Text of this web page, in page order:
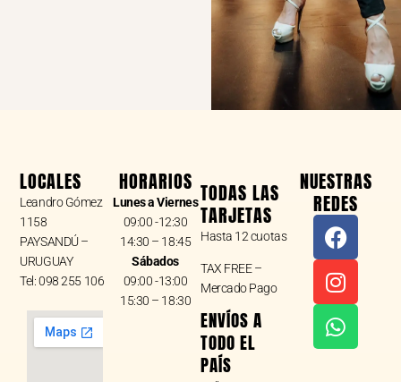
LOCALES
Leandro Gómez
1158
PAYSANDÚ –
URUGUAY
Tel: 098 255 106
HORARIOS
Lunes a Viernes
09:00 -12:30
14:30 – 18:45
Sábados
09:00 -13:00
15:30 – 18:30
TODAS LAS
TARJETAS
Hasta 12 cuotas
TAX FREE –
Mercado Pago
ENVÍOS A
TODO EL
PAÍS
NUESTRAS
REDES
F
a
c
e
b
o
I
n
s
t
a
g
W
h
a
t
s
a